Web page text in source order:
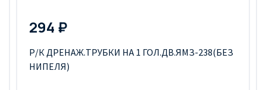
294 ₽
Р/К ДРЕНАЖ.ТРУБКИ НА 1 ГОЛ.ДВ.ЯМЗ-238(БЕЗ
НИПЕЛЯ)